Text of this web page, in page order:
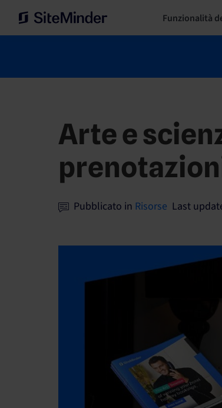
Funzionalità
Arte e
Pubblicato in Risorse Last